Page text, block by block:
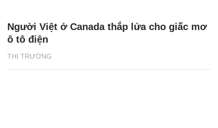
THỊ TRƯỜNG
Người Việt ở Canada thắp lửa cho giấc mơ
ô tô điện